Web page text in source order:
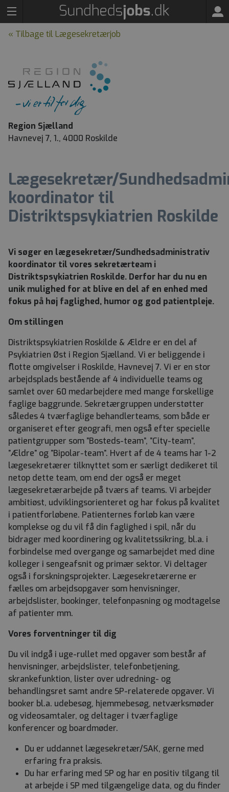
« Tilbage til Lægesekretærjob
Region Sjælland
Havnevej 7, 1., 4000 Roskilde
Lægesekretær/
koordinator til
Distriktspsykiatrien Roskilde
Vi søger en lægesekretær/Sundhedsadministrativ
koordinator til vores sekretærteam i
Distriktspsykiatrien Roskilde. Derfor har du nu en
unik mulighed for at blive en del af en enhed med
fokus på høj faglighed, humor og god patientpleje.
Om stillingen
Distriktspsykiatrien Roskilde & Ældre er en del af
Psykiatrien Øst i Region Sjælland. Vi er beliggende i
flotte omgivelser i Roskilde, Havnevej 7. Vi er en stor
arbejdsplads bestående af 4 individuelle teams og
samlet over 60 medarbejdere med mange forskellige
faglige baggrunde. Sekretærgruppen understøtter
således 4 tværfaglige behandlerteams, som både er
organiseret efter geografi, men også efter specielle
patientgrupper som ”Bosteds-team”, ”City-team”,
”Ældre” og ”Bipolar-team”. Hvert af de 4 teams har 1-2
lægesekretærer tilknyttet som er særligt dedikeret til
netop dette team, om end der også er meget
lægesekretærarbejde på tværs af teams. Vi arbejder
ambitiøst, udviklingsorienteret og har fokus på kvalitet
i patientforløbene. Patienternes forløb kan være
komplekse og du vil få din faglighed i spil, når du
bidrager med koordinering og kvalitetssikring, bl.a. i
forbindelse med overgange og samarbejdet med dine
kolleger i sengeafsnit og primær sektor. Vi deltager
også i forskningsprojekter. Lægesekretærerne er
fælles om arbejdsopgaver som henvisninger,
arbejdslister, bookinger, telefonpasning og modtagelse
af patienter mm.
Vores forventninger til dig
Du vil indgå i uge-rullet med opgaver som består af
henvisninger, arbejdslister, telefonbetjening,
skrankefunktion, lister over udredning- og
behandlingsret samt andre SP-relaterede opgaver. Vi
booker bl.a. udebesøg, hjemmebesøg, netværksmøder
og videosamtaler, og deltager i tværfaglige
konferencer og boardmøder.
Du er uddannet lægesekretær/SAK, gerne med
erfaring fra praksis.
Du har erfaring med SP og har en positiv tilgang til
at arbejde i SP med tilgængelige data, og du finder